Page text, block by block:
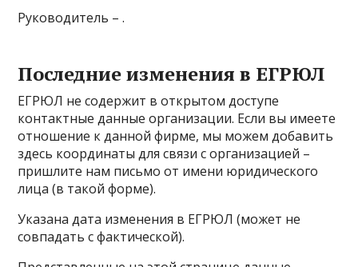
Руководитель – .
Последние изменения в ЕГРЮЛ
ЕГРЮЛ не содержит в открытом доступе
контактные данные организации. Если вы имеете
отношение к данной фирме, мы можем добавить
здесь координаты для связи с организацией –
пришлите нам письмо от имени юридического
лица (в такой форме).
Указана дата изменения в ЕГРЮЛ (может не
совпадать с фактической).